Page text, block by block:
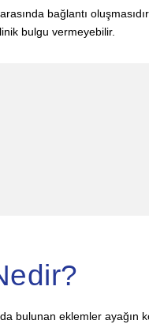
bağlantı
bulgu vermeyebilir.
bulunan eklemler